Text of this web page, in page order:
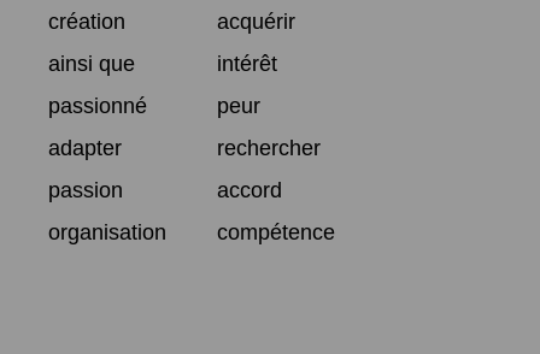
création
acquérir
ainsi que
intérêt
passionné
peur
adapter
rechercher
passion
accord
organisation
compétence